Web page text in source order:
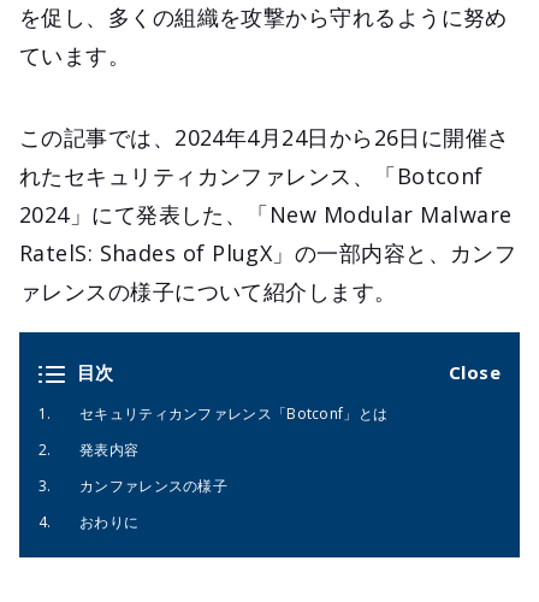
を促し、多くの組織を攻撃から守れるように努め
ています。
この記事では、2024年4月24日から26日に開催さ
れたセキュリティカンファレンス、「Botconf
2024」にて発表した、「New Modular Malware
RatelS: Shades of PlugX」の一部内容と、カンフ
ァレンスの様子について紹介します。
目次
セキュリティカンファレンス「Botconf」とは
発表内容
カンファレンスの様子
おわりに